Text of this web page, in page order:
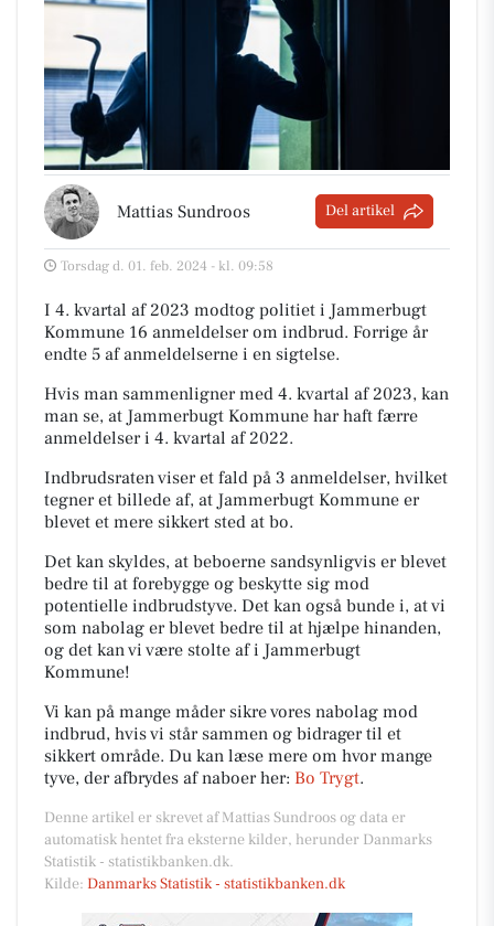
Mattias Sundroos Del artikel
Torsdag d. 01. feb. 2024 - kl. 09:58
I 4. kvartal af 2023 modtog politiet i Jammerbugt
Kommune 16 anmeldelser om indbrud. Forrige år
endte 5 af anmeldelserne i en sigtelse.
Hvis man sammenligner med 4. kvartal af 2023, kan
man se, at Jammerbugt Kommune har haft færre
anmeldelser i 4. kvartal af 2022.
Indbrudsraten viser et fald på 3 anmeldelser, hvilket
tegner et billede af, at Jammerbugt Kommune er
blevet et mere sikkert sted at bo.
Det kan skyldes, at beboerne sandsynligvis er blevet
bedre til at forebygge og beskytte sig mod
potentielle indbrudstyve. Det kan også bunde i, at vi
som nabolag er blevet bedre til at hjælpe hinanden,
og det kan vi være stolte af i Jammerbugt
Kommune!
Vi kan på mange måder sikre vores nabolag mod
indbrud, hvis vi står sammen og bidrager til et
sikkert område. Du kan læse mere om hvor mange
tyve, der afbrydes af naboer her: Bo Trygt.
Denne artikel er skrevet af Mattias Sundroos og data er
automatisk hentet fra eksterne kilder, herunder Danmarks
Statistik - statistikbanken.dk.
Kilde: Danmarks Statistik - statistikbanken.dk